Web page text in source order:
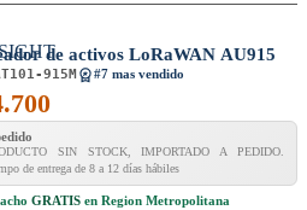
de activos LoRaWAN AU915
915M #7 mas vendido
SIN STOCK, IMPORTADO A PEDIDO.
de entrega de 8 a 12 días hábiles
GRATIS en Region Metropolitana